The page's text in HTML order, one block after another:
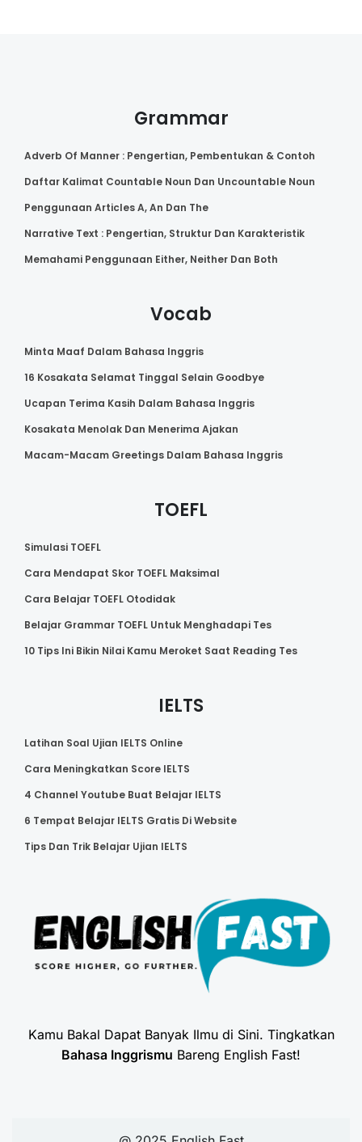
Grammar
Adverb Of Manner : Pengertian, Pembentukan & Contoh
Daftar Kalimat Countable Noun Dan Uncountable Noun
Penggunaan Articles A, An Dan The
Narrative Text : Pengertian, Struktur Dan Karakteristik
Memahami Penggunaan Either, Neither Dan Both
Vocab
Minta Maaf Dalam Bahasa Inggris
16 Kosakata Selamat Tinggal Selain Goodbye
Ucapan Terima Kasih Dalam Bahasa Inggris
Kosakata Menolak Dan Menerima Ajakan
Macam-Macam Greetings Dalam Bahasa Inggris
TOEFL
Simulasi TOEFL
Cara Mendapat Skor TOEFL Maksimal
Cara Belajar TOEFL Otodidak
Belajar Grammar TOEFL Untuk Menghadapi Tes
10 Tips Ini Bikin Nilai Kamu Meroket Saat Reading Tes
IELTS
Latihan Soal Ujian IELTS Online
Cara Meningkatkan Score IELTS
4 Channel Youtube Buat Belajar IELTS
6 Tempat Belajar IELTS Gratis Di Website
Tips Dan Trik Belajar Ujian IELTS
Kamu Bakal Dapat Banyak Ilmu di Sini. Tingkatkan
Bahasa Inggrismu Bareng English Fast!